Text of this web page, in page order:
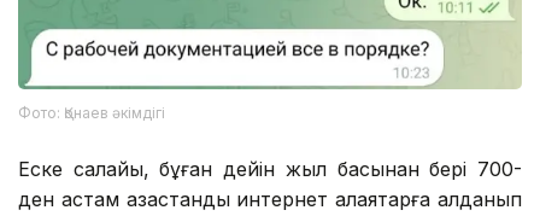
Фото: Қонаев әкімдігі
Еске салайық, бұған дейін жыл басынан бері 700-
ден астам қазақстандық интернет алаяқтарға алданып